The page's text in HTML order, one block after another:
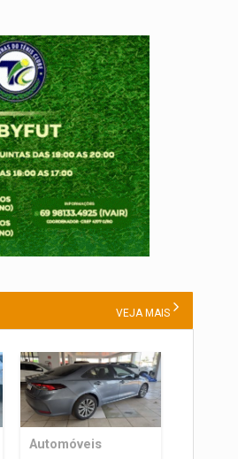
VEJA MAIS
Automóveis